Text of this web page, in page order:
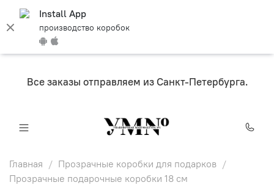
Install App
производство коробок
Все заказы отправляем из Санкт-Петербурга.
Главная
Прозрачные коробки для подарков
Прозрачные подарочные коробки 18 см